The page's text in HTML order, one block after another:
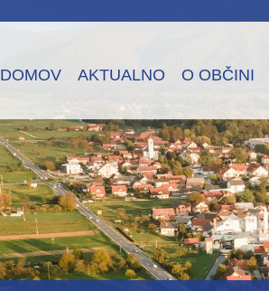
DOMOV AKTUALNO O OBČINI